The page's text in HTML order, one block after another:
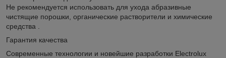
Не рекомендуется использовать для ухода абразивные
чистящие порошки, органические растворители и химические
средства .
Гарантия качества
Современные технологии и новейшие разработки Electrolux